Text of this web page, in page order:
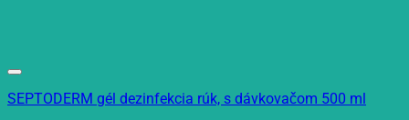
SEPTODERM gél dezinfekcia rúk, s dávkovačom 500 ml